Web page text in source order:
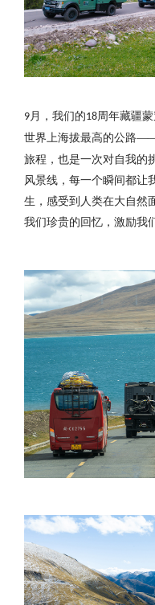
9月，我们的18周年藏疆
世界上海拔最高的公路
旅程，也是一次对自我的
风景线，每一个瞬间都让
生，感受到人类在大自然
我们珍贵的回忆，激励我